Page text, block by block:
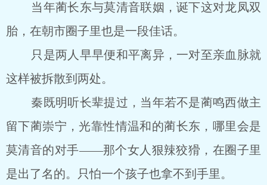
当年蔺长东与莫清音联姻，诞下这对龙凤双
胎，在朝市圈子里也是一段佳话。
只是两人早早便和平离异，一对至亲血脉就
这样被拆散到两处。
秦既明听长辈提过，当年若不是蔺鸣西做主
留下蔺崇宁，光靠性情温和的蔺长东，哪里会是
莫清音的对手――那个女人狠辣狡猾，在圈子里
是出了名的。只怕一个孩子也拿不到手里。